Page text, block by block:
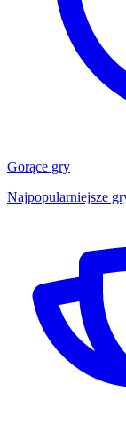
Gorące gry
Najpopularniejsze